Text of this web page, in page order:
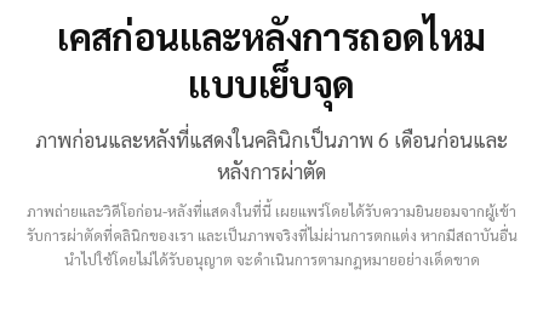
เคสก่อนและหลังการถอดไหม
แบบเย็บจุด
ภาพก่อนและหลังที่แสดงในคลินิกเป็นภาพ 6 เดือนก่อนและ
หลังการผ่าตัด
ภาพถ่ายและวิดีโอก่อน-หลังที่แสดงในที่นี้ เผยแพร่โดยได้รับความยินยอมจากผู้เข้า
รับการผ่าตัดที่คลินิกของเรา และเป็นภาพจริงที่ไม่ผ่านการตกแต่ง หากมีสถาบันอื่น
นำไปใช้โดยไม่ได้รับอนุญาต จะดำเนินการตามกฎหมายอย่างเด็ดขาด